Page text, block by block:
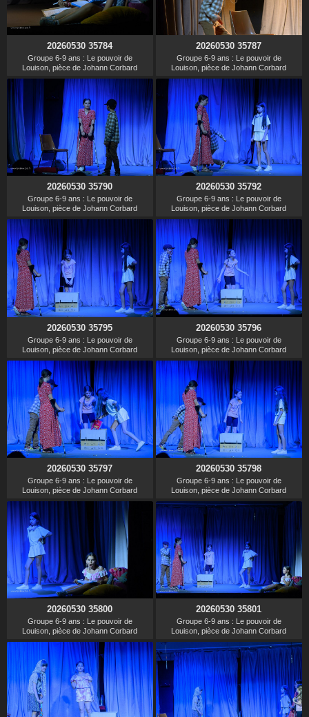
20260530 35784
Groupe 6-9 ans : Le pouvoir de
Louison, pièce de Johann Corbard
20260530 35787
Groupe 6-9 ans : Le pouvoir de
Louison, pièce de Johann Corbard
20260530 35790
Groupe 6-9 ans : Le pouvoir de
Louison, pièce de Johann Corbard
20260530 35792
Groupe 6-9 ans : Le pouvoir de
Louison, pièce de Johann Corbard
20260530 35795
Groupe 6-9 ans : Le pouvoir de
Louison, pièce de Johann Corbard
20260530 35796
Groupe 6-9 ans : Le pouvoir de
Louison, pièce de Johann Corbard
20260530 35797
Groupe 6-9 ans : Le pouvoir de
Louison, pièce de Johann Corbard
20260530 35798
Groupe 6-9 ans : Le pouvoir de
Louison, pièce de Johann Corbard
20260530 35800
Groupe 6-9 ans : Le pouvoir de
Louison, pièce de Johann Corbard
20260530 35801
Groupe 6-9 ans : Le pouvoir de
Louison, pièce de Johann Corbard